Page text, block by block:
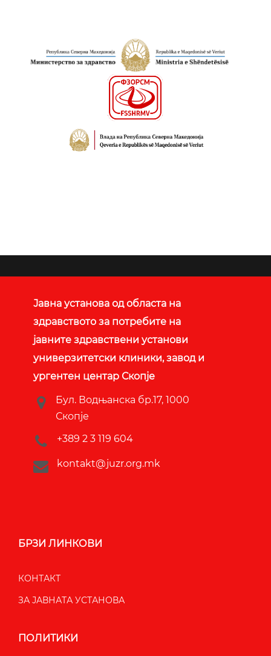
Јавна установа од областа на
здравството за потребите на
јавните здравствени установи
универзитетски клиники, завод и
ургентен центар Скопје
Бул. Водњанска бр.17, 1000
Скопје
+389 2 3 119 604
kontakt@juzr.org.mk
БРЗИ ЛИНКОВИ
КОНТАКТ
ЗА ЈАВНАТА УСТАНОВА
ПОЛИТИКИ